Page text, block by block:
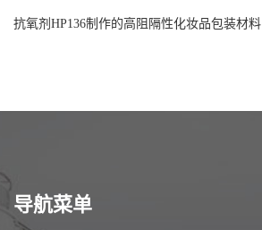
抗氧剂HP136制作的高阻隔性化妆品包装材料
导航菜单